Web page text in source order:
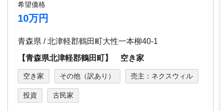
希望価格
10万円
青森県 / 北津軽郡鶴田町大性一本柳40-1
【青森県北津軽郡鶴田町】 空き家
空き家 その他（訳あり） 売主：ネクスウィル
投資 古民家